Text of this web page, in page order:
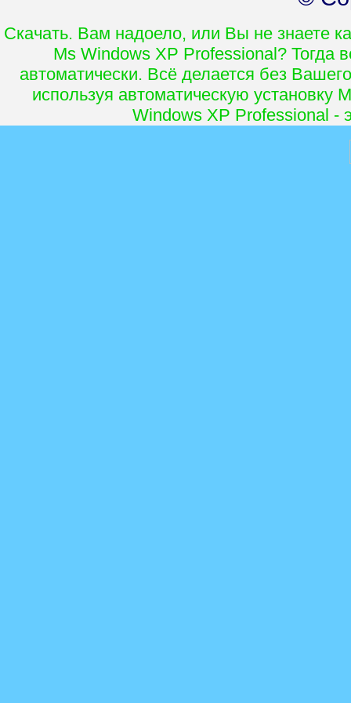
Скачать. Вам надоело, или Вы не знаете
Ms Windows XP Professional?
автоматически. Всё делается без
используя автоматическую
Windows XP Professional -